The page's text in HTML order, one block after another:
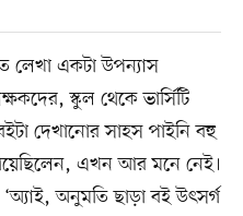
লেখা একটা উপন্যাস
স্কুল থেকে ভার্সিটি
দেখানোর সাহস পাইনি বহু
এখন আর মনে নেই।
অনুমতি ছাড়া বই উৎসর্গ